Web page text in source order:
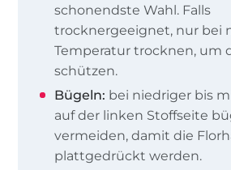
schonendste Wahl. Falls
trocknergeeignet, nur bei
Temperatur trocknen, um
schützen.
Bügeln: bei niedriger bis
auf der linken Stoffseite
vermeiden, damit die
plattgedrückt werden.